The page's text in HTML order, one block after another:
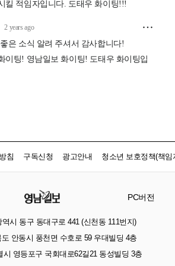
침 구독신청 광고안내 청소년 보호정책(책임
PC버전
시 동구 동대구로 441 (신천동 111번지)
안동시 풍천면 수호로 59 우대빌딩 4층
영등포구 국회대로62길21 동성빌딩 3층